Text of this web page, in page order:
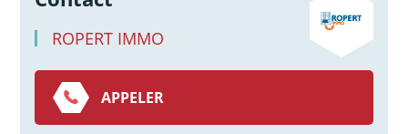
ROPERT IMMO
APPELER